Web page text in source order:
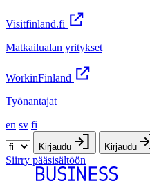
Visitfinland.fi
Matkailualan yritykset
WorkinFinland
Työnantajat
en sv fi
Kirjaudu Kirjaudu
Siirry pääsisältöön